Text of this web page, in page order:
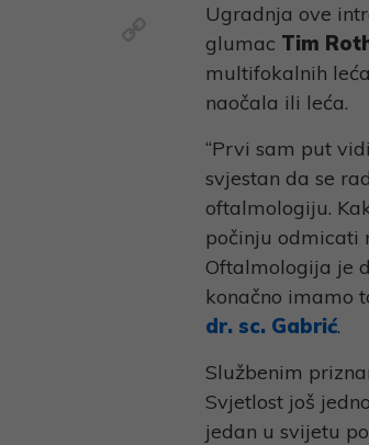
Copy
Link
Ugradnja ove
glumac Tim
multifokalnih
naočala ili leća.
“Prvi sam put
svjestan da se
oftalmologiju.
počinju odmicati
Oftalmologija je
konačno imamo
dr. sc. Gabrić.
Službenim
Svjetlost još
jedan u svijetu